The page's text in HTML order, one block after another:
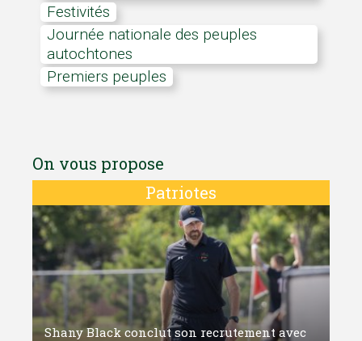
festivités
Journée nationale des peuples
autochtones
premiers peuples
On vous propose
Patriotes
Shany Black conclut son recrutement avec